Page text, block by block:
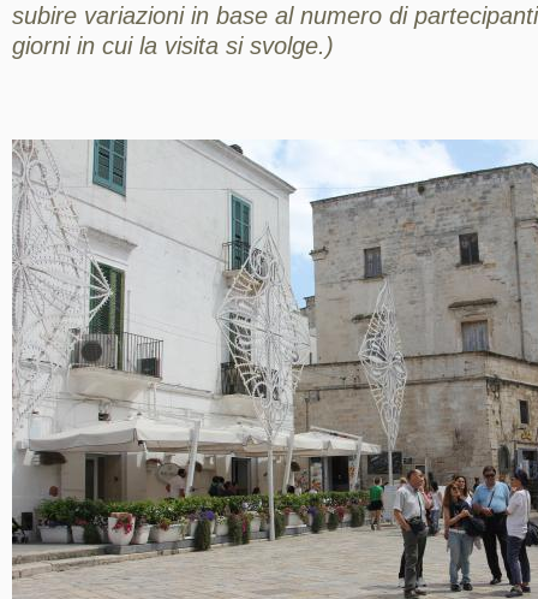
subire variazioni in base al numero di
giorni in cui la visita si svolge.)